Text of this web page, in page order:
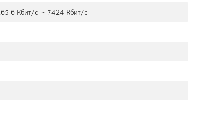
6 Кбит/с ~ 7424 Кбит/с